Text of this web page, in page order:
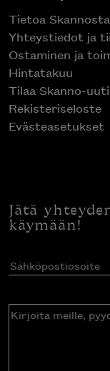
Tietoa Skannosta
Yhteystiedot ja
Ostaminen ja
Hintatakuu
Tilaa Skanno-
Rekisteriseloste
Evästeasetukset
Jätä
käymään!
Sähköpostiosoite
Kirjoita